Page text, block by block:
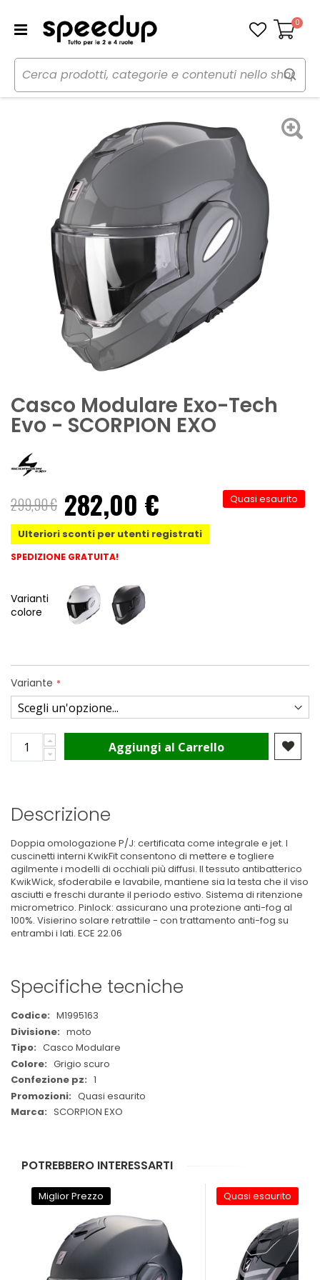
Carrello
0
Home Moto Caschi moto
Caschi
Casco Modulare Exo-Tech Evo
Casco Modulare Exo-Tech
Evo - SCORPION EXO
299,90 € 282,00 €
Ulteriori sconti per utenti registrati
Quasi esaurito
SPEDIZIONE GRATUITA!
Varianti
colore
Variante
Aggiungi al Carrello
Descrizione
Doppia omologazione P/J: certificata come integrale e jet. I
cuscinetti interni KwikFit consentono di mettere e togliere
agilmente i modelli di occhiali più diffusi. Il tessuto antibatterico
KwikWick, sfoderabile e lavabile, mantiene sia la testa che il viso
asciutti e freschi durante il periodo estivo. Sistema di ritenzione
micrometrico. Pinlock: assicurano una protezione anti-fog al
100%. Visierino solare retrattile - con trattamento anti-fog su
entrambi i lati. ECE 22.06
Specifiche tecniche
Maggiori
Informazioni
M1995163
moto
Casco Modulare
Grigio scuro
1
Quasi esaurito
SCORPION EXO
POTREBBERO INTERESSARTI
Miglior Prezzo Quasi esaurito